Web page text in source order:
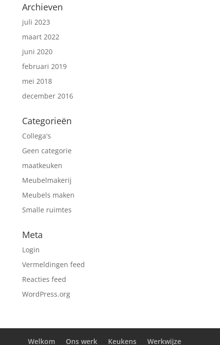
Archieven
juli 2023
maart 2022
juni 2020
februari 2019
mei 2018
december 2016
Categorieën
Collega's
Geen categorie
maatkeuken
Meubelmakerij
Meubels maken
Smalle ruimtes
Meta
Login
Vermeldingen feed
Reacties feed
WordPress.org
Welkom Ons werk Keukens Werkwijze